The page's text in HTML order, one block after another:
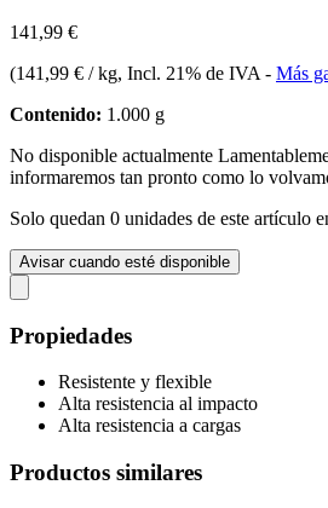
141,99 €
(141,99 € / kg, Incl. 21% de IVA - Más
Contenido: 1.000 g
No disponible actualmente
informaremos tan pronto como lo
Solo quedan 0 unidades de este artículo
Avisar cuando esté disponible
Propiedades
Resistente y flexible
Alta resistencia al impacto
Alta resistencia a cargas
Productos similares